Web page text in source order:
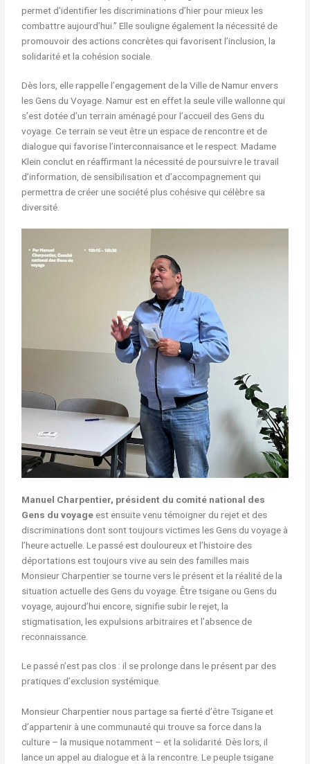
permet d’identifier les discriminations d’hier pour mieux les
combattre aujourd’hui.” Elle souligne également la nécessité de
promouvoir des actions concrètes qui favorisent l’inclusion, la
solidarité et la cohésion sociale.
Dès lors, elle rappelle l’engagement de la Ville de Namur envers
les Gens du Voyage. Namur est en effet la seule ville wallonne qui
s’est dotée d’un terrain aménagé pour l’accueil des Gens du
voyage. Ce terrain se veut être un espace de rencontre et de
dialogue qui favorise l’interconnaisance et le respect. Madame
Klein conclut en réaffirmant la nécessité de poursuivre le travail
d’information, de sensibilisation et d’accompagnement qui
permettra de créer une société plus cohésive qui célèbre sa
diversité.
Manuel Charpentier, président du comité national des
Gens du voyageest ensuite venu témoigner du rejet et des
discriminations dont sont toujours victimes les Gens du voyage à
l’heure actuelle. Le passé est douloureux et l’histoire des
déportations est toujours vive au sein des familles mais
Monsieur Charpentier se tourne vers le présent et la réalité de la
situation actuelle des Gens du voyage. Être tsigane ou Gens du
voyage, aujourd’hui encore, signifie subir le rejet, la
stigmatisation, les expulsions arbitraires et l’absence de
reconnaissance.
Le passé n’est pas clos : il se prolonge dans le présent par des
pratiques d’exclusion systémique.
Monsieur Charpentier nous partage sa fierté d’être Tsigane et
d’appartenir à une communauté qui trouve sa force dans la
culture – la musique notamment – et la solidarité. Dès lors, il
lance un appel au dialogue et à la rencontre. Le peuple tsigane